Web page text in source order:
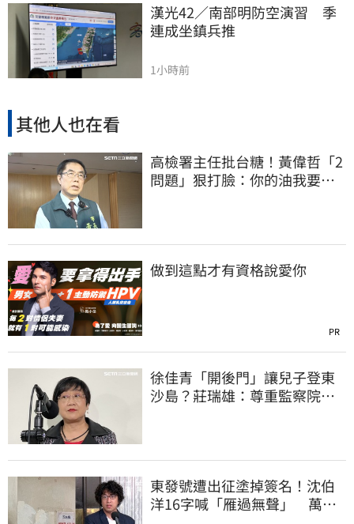
漢光42／南部明防空演習　季
連成坐鎮兵推
1小時前
其他人也在看
高檢署主任批台糖！黃偉哲「2
問題」狠打臉：你的油我要通
做到這點才有資格說愛你
PR
徐佳青「開後門」讓兒子登東
沙島？莊瑞雄：尊重監察院調
東發號遭出征塗掉簽名！沈伯
洋16字喊「雁過無聲」 萬人